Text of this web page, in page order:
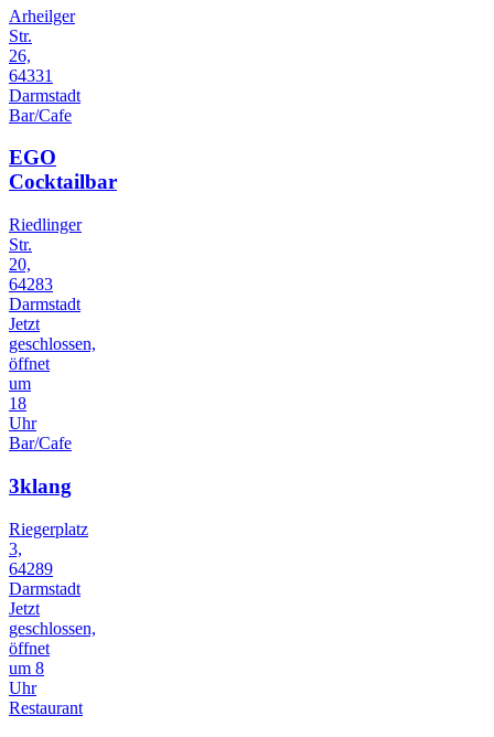
Arheilger
Str.
26,
64331
Darmstadt
Bar/Cafe
EGO
Cocktailbar
Riedlinger
Str.
20,
64283
Darmstadt
Jetzt
geschlossen,
öffnet
um
18
Uhr
Bar/Cafe
3klang
Riegerplatz
3,
64289
Darmstadt
Jetzt
geschlossen,
öffnet
um 8
Uhr
Restaurant